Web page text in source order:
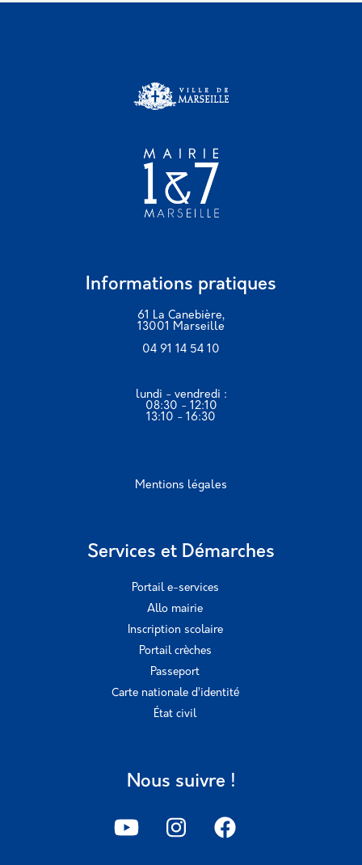
Informations pratiques
61 La Canebière,
13001 Marseille
04 91 14 54 10
lundi - vendredi :
08:30 - 12:10
13:10 - 16:30
Mentions légales
Services et Démarches
Portail e-services
Allo mairie
Inscription scolaire
Portail crèches
Passeport
Carte nationale d’identité
État civil
Nous suivre !